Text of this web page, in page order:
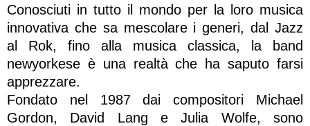
Conosciuti in tutto il mondo per la loro musica
innovativa che sa mescolare i generi, dal Jazz
al Rok, fino alla musica classica, la band
newyorkese è una realtà che ha saputo farsi
apprezzare.
Fondato nel 1987 dai compositori Michael
Gordon, David Lang e Julia Wolfe, sono